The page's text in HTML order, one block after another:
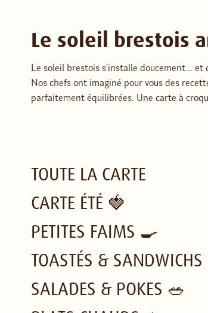
Le soleil brestois
Le soleil brestois s’installe doucement…
Nos chefs ont imaginé pour vous des
parfaitement équilibrées. Une carte à
TOUTE LA CARTE
CARTE ÉTÉ 🍓
PETITES FAIMS 🍳
TOASTÉS &
SALADES & POKES 🥗